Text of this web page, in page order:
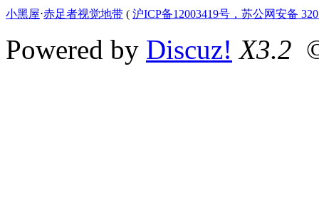
小黑屋⋅赤足者视觉地带 ( 沪ICP备12003419号，苏公网安备
Powered by Discuz! X3.2